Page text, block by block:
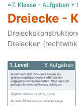
≈7. Klasse - Aufgaben +
Dreiecke -
Dreiecken
1. Level 6 Aufgaben